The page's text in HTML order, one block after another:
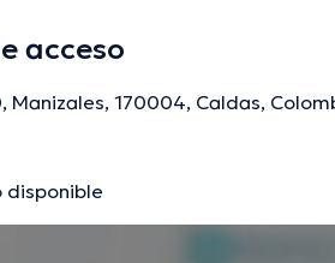
acceso
Manizales, 170004, Caldas,
disponible